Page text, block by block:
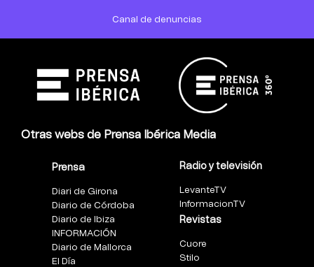
Canal de denuncias
Otras webs de Prensa Ibérica Media
Prensa
Diari de Girona
Diario de Córdoba
Diario de Ibiza
INFORMACIÓN
Diario de Mallorca
El Día
Radio y televisión
LevanteTV
InformacionTV
Revistas
Cuore
Stilo